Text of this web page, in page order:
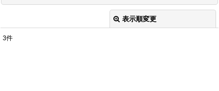
表示順変更
3件